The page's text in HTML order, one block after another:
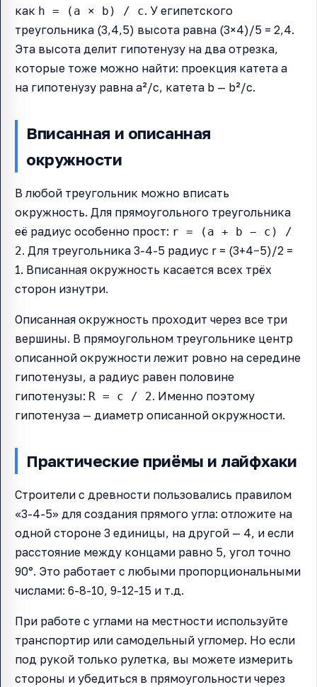
как h = (a × b) / c. У египетского
треугольника (3,4,5) высота равна (3×4)/5 = 2,4.
Эта высота делит гипотенузу на два отрезка,
которые тоже можно найти: проекция катета a
на гипотенузу равна a²/c, катета b — b²/c.
Вписанная и описанная
окружности
В любой треугольник можно вписать
окружность. Для прямоугольного треугольника
её радиус особенно прост: r = (a + b − c) /
2. Для треугольника 3-4-5 радиус r = (3+4−5)/2 =
1. Вписанная окружность касается всех трёх
сторон изнутри.
Описанная окружность проходит через все три
вершины. В прямоугольном треугольнике центр
описанной окружности лежит ровно на середине
гипотенузы, а радиус равен половине
гипотенузы: R = c / 2. Именно поэтому
гипотенуза — диаметр описанной окружности.
Практические приёмы и лайфхаки
Строители с древности пользовались правилом
«3-4-5» для создания прямого угла: отложите на
одной стороне 3 единицы, на другой — 4, и если
расстояние между концами равно 5, угол точно
90°. Это работает с любыми пропорциональными
числами: 6-8-10, 9-12-15 и т.д.
При работе с углами на местности используйте
транспортир или самодельный угломер. Но если
под рукой только рулетка, вы можете измерить
стороны и убедиться в прямоугольности через